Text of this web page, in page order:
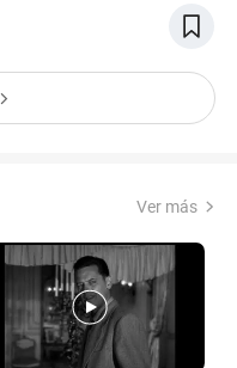
Un drama gótico
cadáver en la
inicial tan
para crear esas
estaba
Pura magia de
Swanson ERA
Swanson fué
carrera se apagó
Wilder
Ver más